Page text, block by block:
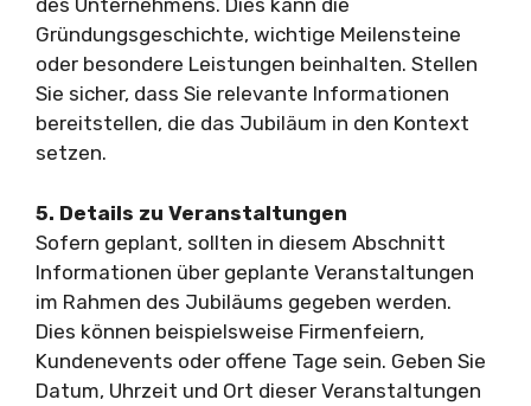
des Unternehmens. Dies kann die
Gründungsgeschichte, wichtige Meilensteine
oder besondere Leistungen beinhalten. Stellen
Sie sicher, dass Sie relevante Informationen
bereitstellen, die das Jubiläum in den Kontext
setzen.
5. Details zu Veranstaltungen
Sofern geplant, sollten in diesem Abschnitt
Informationen über geplante Veranstaltungen
im Rahmen des Jubiläums gegeben werden.
Dies können beispielsweise Firmenfeiern,
Kundenevents oder offene Tage sein. Geben Sie
Datum, Uhrzeit und Ort dieser Veranstaltungen